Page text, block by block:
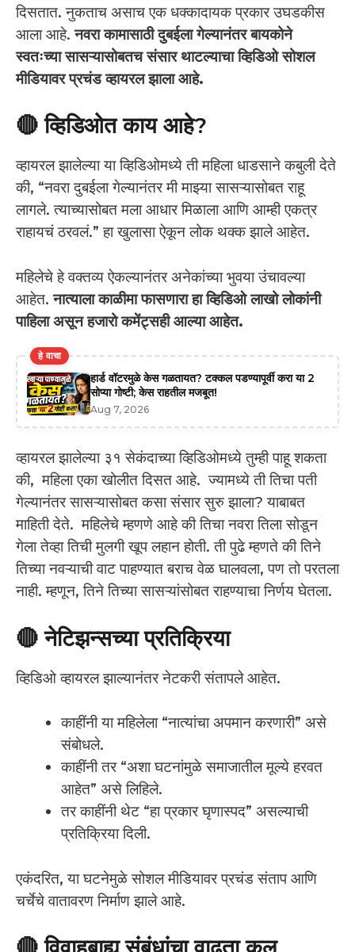
दिसतात. नुकताच असाच एक धक्कादायक प्रकार उघडकीस
आला आहे.नवरा कामासाठी दुबईला गेल्यानंतर बायकोने
स्वतःच्या सासऱ्यासोबतच संसार थाटल्याचा व्हिडिओ सोशल
मीडियावर प्रचंड व्हायरल झाला आहे.
🔴 व्हिडिओत काय आहे?
व्हायरल झालेल्या या व्हिडिओमध्ये ती महिला धाडसाने कबुली देते
की, “नवरा दुबईला गेल्यानंतर मी माझ्या सासऱ्यासोबत राहू
लागले. त्याच्यासोबत मला आधार मिळाला आणि आम्ही एकत्र
राहायचं ठरवलं.” हा खुलासा ऐकून लोक थक्क झाले आहेत.
महिलेचे हे वक्तव्य ऐकल्यानंतर अनेकांच्या भुवया उंचावल्या
आहेत.नात्याला काळीमा फासणारा हा व्हिडिओ लाखो लोकांनी
पाहिला असून हजारो कमेंट्सही आल्या आहेत.
हे वाचा
हार्ड वॉटरमुळे केस गळतायत? टक्कल पडण्यापूर्वी करा या 2
सोप्या गोष्टी; केस राहतील मजबूत!
Aug 7, 2026
व्हायरल झालेल्या ३१ सेकंदाच्या व्हिडिओमध्ये तुम्ही पाहू शकता
की, महिला एका खोलीत दिसत आहे. ज्यामध्ये ती तिचा पती
गेल्यानंतर सासऱ्यासोबत कसा संसार सुरु झाला? याबाबत
माहिती देते. महिलेचे म्हणणे आहे की तिचा नवरा तिला सोडून
गेला तेव्हा तिची मुलगी खूप लहान होती. ती पुढे म्हणते की तिने
तिच्या नवऱ्याची वाट पाहण्यात बराच वेळ घालवला, पण तो परतला
नाही. म्हणून, तिने तिच्या सासऱ्यांसोबत राहण्याचा निर्णय घेतला.
🔴 नेटिझन्सच्या प्रतिक्रिया
व्हिडिओ व्हायरल झाल्यानंतर नेटकरी संतापले आहेत.
काहींनी या महिलेला “नात्यांचा अपमान करणारी” असे
संबोधले.
काहींनी तर “अशा घटनांमुळे समाजातील मूल्ये हरवत
आहेत” असे लिहिले.
तर काहींनी थेट “हा प्रकार घृणास्पद” असल्याची
प्रतिक्रिया दिली.
एकंदरित, या घटनेमुळे सोशल मीडियावर प्रचंड संताप आणि
चर्चेचे वातावरण निर्माण झाले आहे.